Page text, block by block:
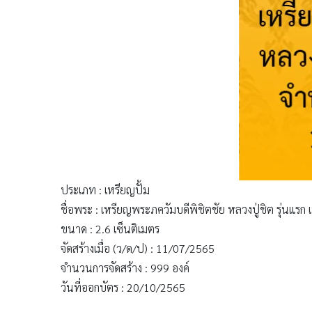
ประเภท : เหรียญปั้ม
ชื่อพระ : เหรียญพระภควัมบดีพิชิตชัย หลวงปู่ชิต รุ่นแรก
ขนาด : 2.6 เซ็นติเมตร
จัดสร้างเมื่อ (ว/ด/ป) : 11/07/2565
จำนวนการจัดสร้าง : 999 องค์
วันที่ออกบัตร : 20/10/2565